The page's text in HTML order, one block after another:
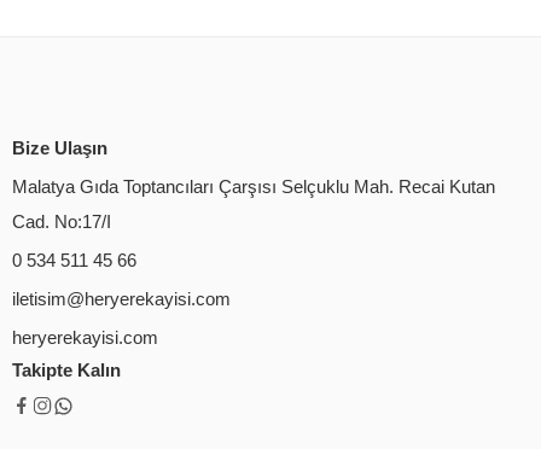
Bize Ulaşın
Malatya Gıda Toptancıları Çarşısı Selçuklu Mah. Recai Kutan
Cad. No:17/I
0 534 511 45 66
iletisim@heryerekayisi.com
heryerekayisi.com
Takipte Kalın